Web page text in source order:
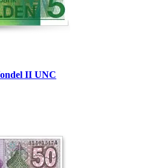
II UNC